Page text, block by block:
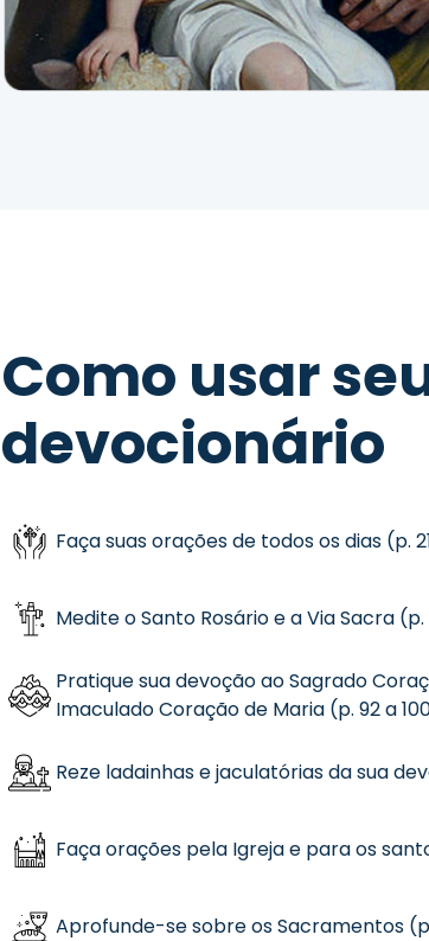
Como usar
devocionário
Faça suas orações de todos os dias (p.
Medite o Santo Rosário e a Via Sacra
Pratique sua devoção ao Sagrado
Imaculado Coração de Maria (p. 92 a
Reze ladainhas e jaculatórias da sua
Faça orações pela Igreja e para os
Aprofunde-se sobre os Sacramentos